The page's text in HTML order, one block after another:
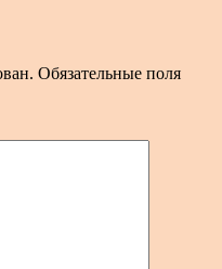
Обязательные поля